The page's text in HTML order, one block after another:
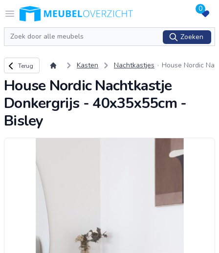
Open menu
Logo Meubeloverzicht.nl 0
Zoeken
Zoeken
Terug naar overzicht
Terug Kasten Nachtkastjes
House Nordic Na
grijs - 40x35x55c
m - Bisley
House Nordic Nachtkastje
Donkergrijs - 40x35x55cm -
Bisley